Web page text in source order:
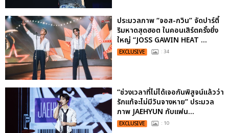
ประมวลภาพ “จอส-กวิน” จัดปาร์ตี้
ริมหาดสุดฮอต ในคอนเสิร์ตครั้งยิ่ง
ใหญ่ “JOSS GAWIN HEAT ...
EXCLUSIVE : 34
“ช่วงเวลาที่ไม่ได้เจอกันพิสูจน์แล้วว่า
รักแท้จะไม่มีวันจางหาย” ประมวล
ภาพ JAEHYUN กับแฟน...
EXCLUSIVE : 10